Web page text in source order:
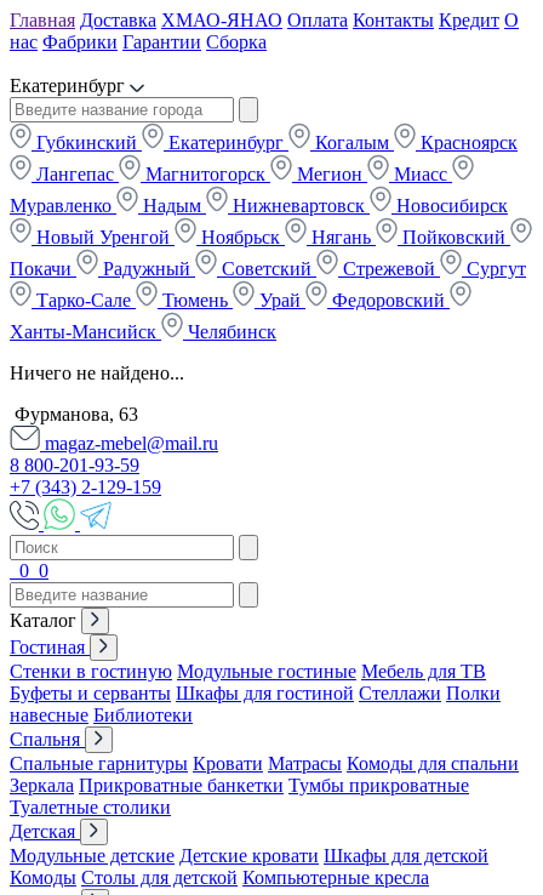
Главная Доставка ХМАО-ЯНАО Оплата Контакты Кредит О
нас Фабрики Гарантии Сборка
Екатеринбург
Губкинский Екатеринбург Когалым
Красноярск
Лангепас
Магнитогорск Мегион
Миасс
Муравленко
Надым Нижневартовск
Новосибирск
Новый Уренгой
Ноябрьск Нягань
Пойковский
Покачи
Радужный Советский Стрежевой
Сургут
Тарко-Сале
Тюмень Урай
Федоровский
Ханты-Мансийск
Челябинск
Ничего не найдено...
Фурманова, 63
magaz-mebel@mail.ru
8 800-201-93-59
+7 (343) 2-129-159
0 0
Каталог
Гостиная
Стенки в гостиную Модульные гостиные Мебель для ТВ
Буфеты и серванты Шкафы для гостиной Стеллажи Полки
навесные Библиотеки
Спальня
Спальные гарнитуры Кровати Матрасы Комоды для спальни
Зеркала Прикроватные банкетки Тумбы прикроватные
Туалетные столики
Детская
Модульные детские Детские кровати Шкафы для детской
Комоды Столы для детской Компьютерные кресла